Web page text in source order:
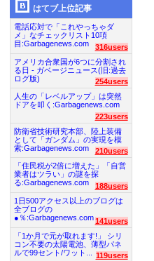
はてブ上位記事
電話応対で「これやっちゃダ
メ」なチェックリスト10項
目:Garbagenews.com
316users
アメリカ合衆国が6つに分割され
る日 - ガベージニュース(旧:過去
ログ版)
254users
人生の「レベルアップ」は突然
ドアを叩く:Garbagenews.com
223users
防衛省技術研究本部、陸上装備
として「ガンダム」の実現を模
索:Garbagenews.com
210users
「住民税が2倍に増えた」「自営
業者はツラい」の謎を探
る:Garbagenews.com
188users
1日500アクセス以上のブログは
全ブログの
●％:Garbagenews.com 141users
「1か月で元が取れます!」 シリ
コン不要の太陽電池、薄型パネ
ルで99セント/ワット...
119users